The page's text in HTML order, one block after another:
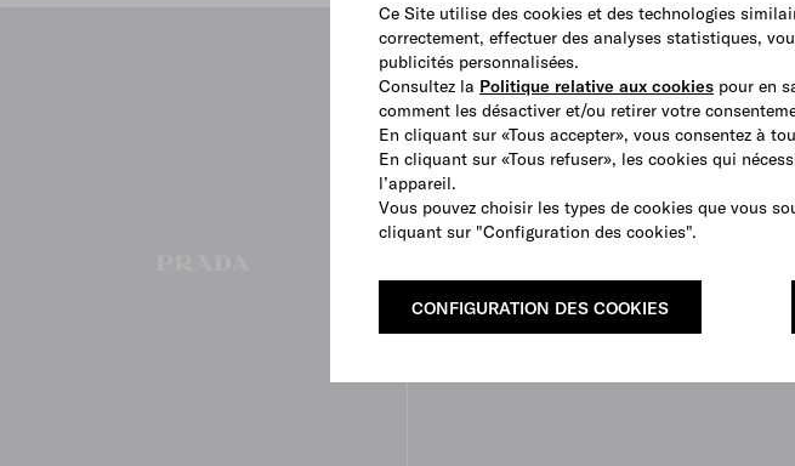
Ce Site utilise des cookies et des technologies
correctement, effectuer des analyses statistiques,
publicités personnalisées.
Consultez la Politique relative aux cookies pour en
comment les désactiver et/ou retirer votre
En cliquant sur «Tous accepter», vous consentez à
En cliquant sur «Tous refuser», les cookies qui
l’appareil.
Vous pouvez choisir les types de cookies que vous
cliquant sur "Configuration des cookies".
CONFIGURATION DES COOKIES